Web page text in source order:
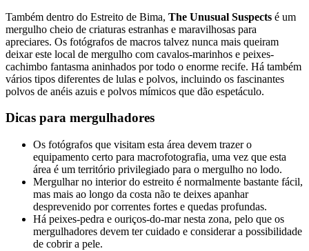
Também dentro do Estreito de Bima, The Unusual Suspects é um
mergulho cheio de criaturas estranhas e maravilhosas para
apreciares. Os fotógrafos de macros talvez nunca mais queiram
deixar este local de mergulho com cavalos-marinhos e peixes-
cachimbo fantasma aninhados por todo o enorme recife. Há também
vários tipos diferentes de lulas e polvos, incluindo os fascinantes
polvos de anéis azuis e polvos mímicos que dão espetáculo.
Dicas para mergulhadores
Os fotógrafos que visitam esta área devem trazer o
equipamento certo para macrofotografia, uma vez que esta
área é um território privilegiado para o mergulho no lodo.
Mergulhar no interior do estreito é normalmente bastante fácil,
mas mais ao longo da costa não te deixes apanhar
desprevenido por correntes fortes e quedas profundas.
Há peixes-pedra e ouriços-do-mar nesta zona, pelo que os
mergulhadores devem ter cuidado e considerar a possibilidade
de cobrir a pele.